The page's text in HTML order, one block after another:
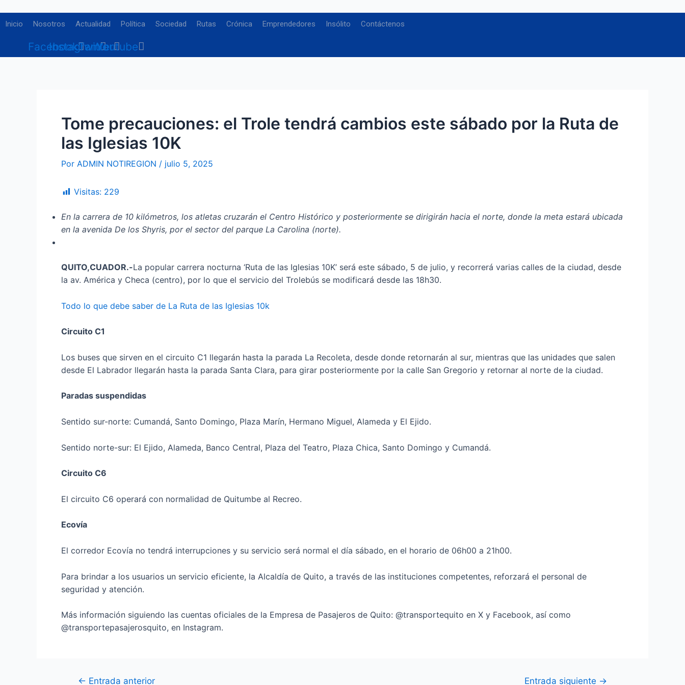
al
Inicio Nosotros Actualidad Política Sociedad Rutas Crónica Emprendedores Insólito Contáctenos
Facebook
Instagram
TwitterYoutube
Tome precauciones: el Trole tendrá cambios este sábado por la Ruta de
las Iglesias 10K
Por ADMIN NOTIREGION / julio 5, 2025
Visitas: 229
En la carrera de 10 kilómetros, los atletas cruzarán el Centro Histórico y posteriormente se dirigirán hacia el norte, donde la meta estará ubicada
en la avenida De los Shyris, por el sector del parque La Carolina (norte).
QUITO,CUADOR.-La popular carrera nocturna ‘Ruta de las Iglesias 10K’ será este sábado, 5 de julio, y recorrerá varias calles de la ciudad, desde
la av. América y Checa (centro), por lo que el servicio del Trolebús se modificará desde las 18h30.
Todo lo que debe saber de La Ruta de las Iglesias 10k
Circuito C1
Los buses que sirven en el circuito C1 llegarán hasta la parada La Recoleta, desde donde retornarán al sur, mientras que las unidades que salen
desde El Labrador llegarán hasta la parada Santa Clara, para girar posteriormente por la calle San Gregorio y retornar al norte de la ciudad.
Paradas suspendidas
Sentido sur-norte: Cumandá, Santo Domingo, Plaza Marín, Hermano Miguel, Alameda y El Ejido.
Sentido norte-sur: El Ejido, Alameda, Banco Central, Plaza del Teatro, Plaza Chica, Santo Domingo y Cumandá.
Circuito C6
El circuito C6 operará con normalidad de Quitumbe al Recreo.
Ecovía
El corredor Ecovía no tendrá interrupciones y su servicio será normal el día sábado, en el horario de 06h00 a 21h00.
Para brindar a los usuarios un servicio eficiente, la Alcaldía de Quito, a través de las instituciones competentes, reforzará el personal de
seguridad y atención.
Más información siguiendo las cuentas oficiales de la Empresa de Pasajeros de Quito: @transportequito en X y Facebook, así como
@transportepasajerosquito, en Instagram.
← Entrada anterior Entrada siguiente →